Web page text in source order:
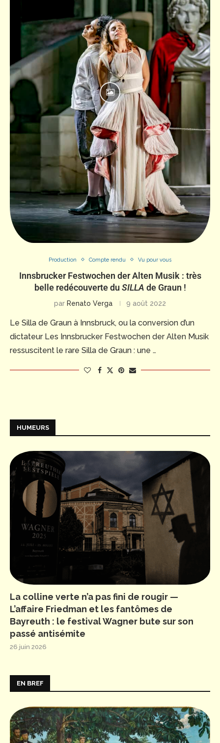
Production Compte rendu Vu pour vous
Innsbrucker Festwochen der Alten Musik : très
belle redécouverte du SILLA de Graun !
par Renato Verga 9 août 2022
Le Silla de Graun à Innsbruck, ou la conversion d’un
dictateur Les Innsbrucker Festwochen der Alten Musik
ressuscitent le rare Silla de Graun : une …
HUMEURS
La colline verte n’a pas fini de rougir —
L’affaire Friedman et les fantômes de
Bayreuth : le festival Wagner bute sur son
passé antisémite
26 juin 2026
EN BREF